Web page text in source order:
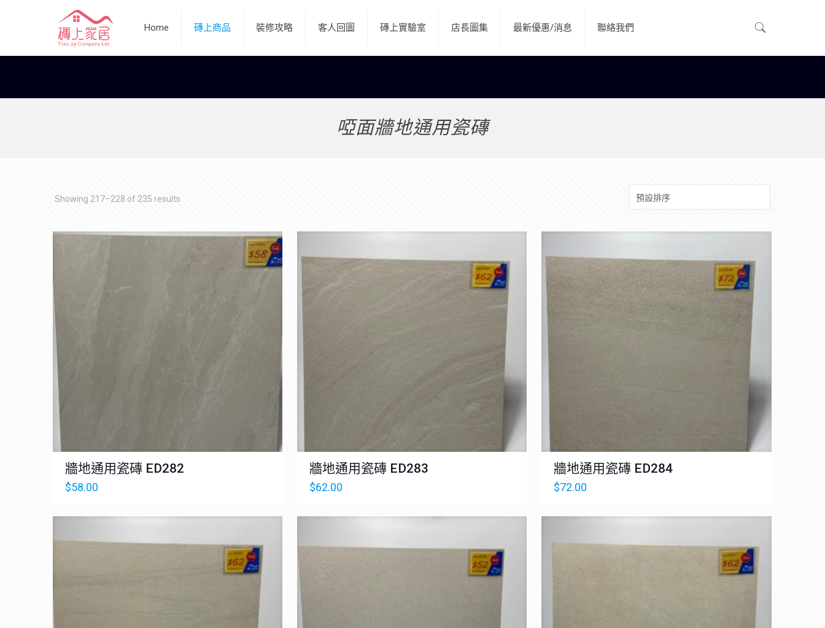
Home 磚上商品 裝修攻略 客人回圖 磚上實驗室 店長圖集 最新優惠/消息 聯絡我們
啞面牆地通用瓷磚
Showing 217–228 of 235 results
牆地通用瓷磚 ED282
$58.00
牆地通用瓷磚 ED283
$62.00
牆地通用瓷磚 ED284
$72.00